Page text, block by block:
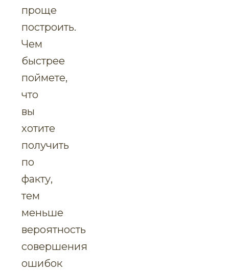
проще
построить.
Чем
быстрее
поймете,
что
вы
хотите
получить
по
факту,
тем
меньше
вероятность
совершения
ошибок